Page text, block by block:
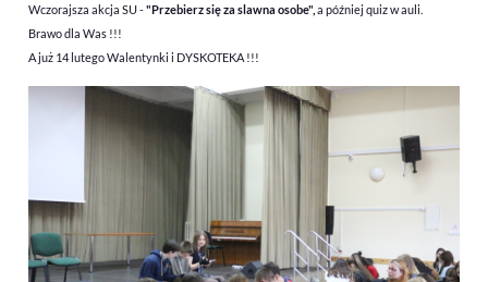
Wczorajsza akcja SU -"Przebierz się za slawna osobe", a później quiz w auli.
Brawo dla Was !!!
A już 14 lutego Walentynki i DYSKOTEKA !!!